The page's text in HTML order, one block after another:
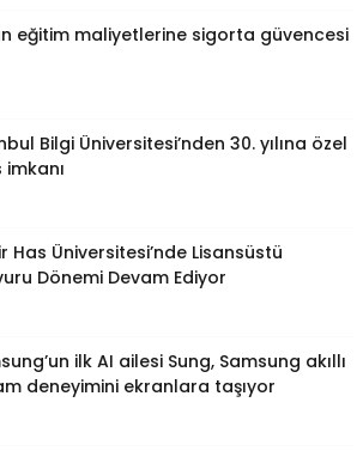
eğitim maliyetlerine sigorta güvencesi
Bilgi Üniversitesi’nden 30. yılına özel
imkanı
Has Üniversitesi’nde Lisansüstü
Dönemi Devam Ediyor
ilk AI ailesi Sung, Samsung akıllı
deneyimini ekranlara taşıyor